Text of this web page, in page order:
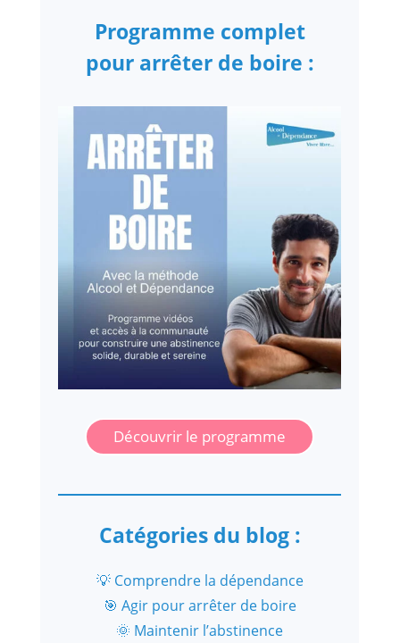
Programme complet
pour arrêter de boire :
Découvrir le programme
Catégories du blog :
💡 Comprendre la dépendance
🎯 Agir pour arrêter de boire
🌞 Maintenir l’abstinence